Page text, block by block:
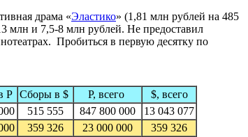
драма «Эластико» (1,81 млн рублей на 485
млн и 7,5-8 млн рублей. Не предоставил
Пробиться в первую десятку по
Р Сборы в $ Р, всего
$, всего
515 555 847 800 000
13 043 077
359 326 23 000 000
359 326